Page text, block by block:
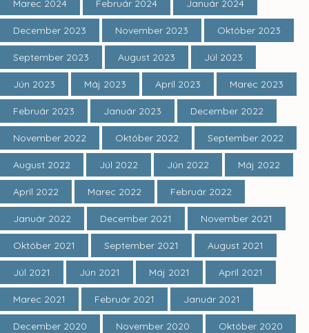
Marec 2024 Február 2024 Január 2024
December 2023 November 2023 Október 2023
September 2023 August 2023 Júl 2023
Jún 2023 Máj 2023 Apríl 2023 Marec 2023
Február 2023 Január 2023 December 2022
November 2022 Október 2022 September 2022
August 2022 Júl 2022 Jún 2022 Máj 2022
Apríl 2022 Marec 2022 Február 2022
Január 2022 December 2021 November 2021
Október 2021 September 2021 August 2021
Júl 2021 Jún 2021 Máj 2021 Apríl 2021
Marec 2021 Február 2021 Január 2021
December 2020 November 2020 Október 2020